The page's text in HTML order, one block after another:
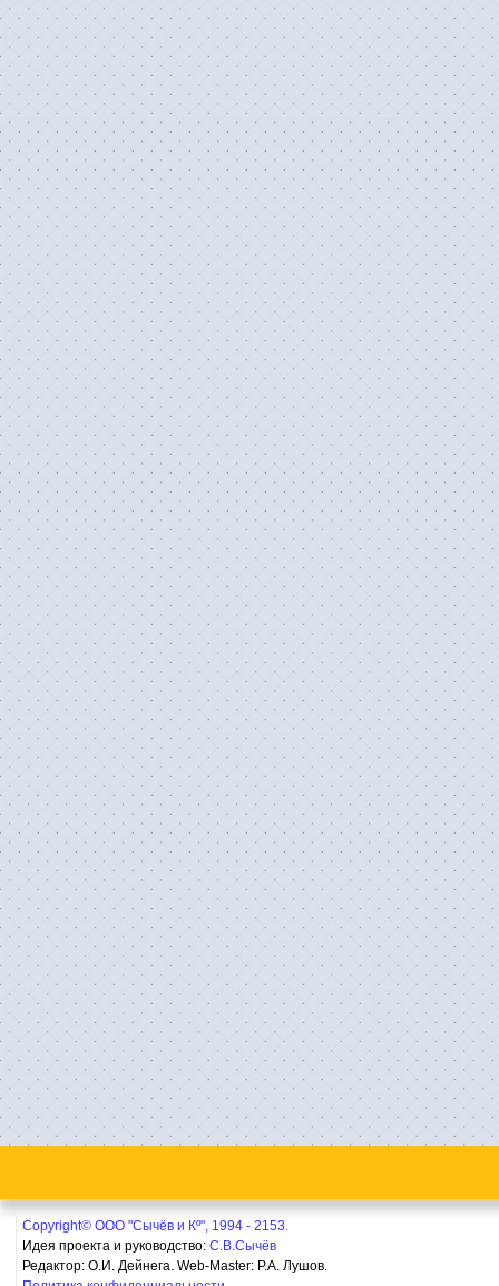
Copyright© ООО "Сычёв и Кº", 1994 - 2153.
Идея проекта и руководство: С.В.Сычёв
Редактор: О.И. Дейнега. Web-Master: Р.А. Лушов.